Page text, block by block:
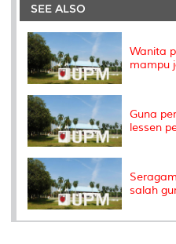
o
o
k
r
I
SEE ALSO
Wanita
mampu
Guna
lessen
salah